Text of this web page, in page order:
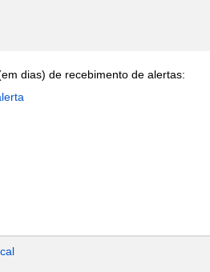
dias) de recebimento de alertas: